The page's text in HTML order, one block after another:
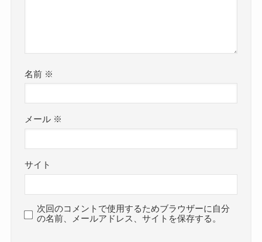
名前 ※
メール ※
サイト
次回のコメントで使用するためブラウザーに自分
の名前、メールアドレス、サイトを保存する。